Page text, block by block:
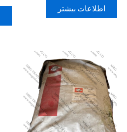
اطلاعات بیشتر